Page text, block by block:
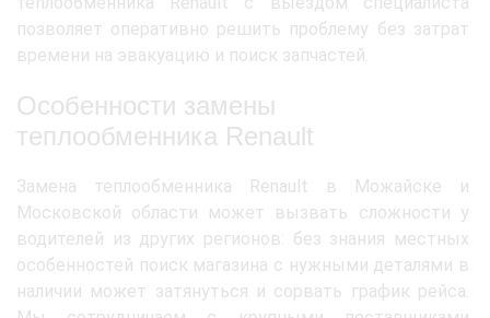
позволяет оперативно решить проблему без затрат
времени на эвакуацию и поиск запчастей.
Особенности замены
теплообменника Renault
Замена теплообменника Renault в Можайске и
Московской области может вызвать сложности у
водителей из других регионов: без знания местных
особенностей поиск магазина с нужными деталями в
наличии может затянуться и сорвать график рейса.